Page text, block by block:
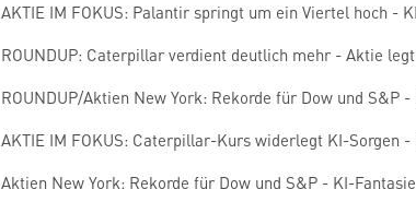
AKTIE IM FOKUS: Palantir springt um ein Viertel hoch -
ROUNDUP: Caterpillar verdient deutlich mehr - Aktie
ROUNDUP/Aktien New York: Rekorde für Dow und S&P
AKTIE IM FOKUS: Caterpillar-Kurs widerlegt KI-Sorgen
Aktien New York: Rekorde für Dow und S&P - KI-